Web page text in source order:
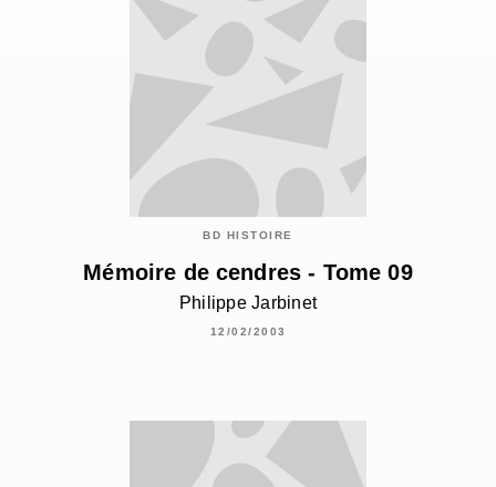
BD HISTOIRE
Mémoire de cendres - Tome 09
Philippe Jarbinet
12/02/2003